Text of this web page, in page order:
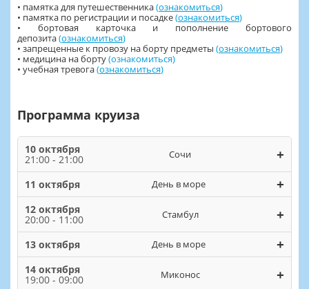
• памятка для путешественника(ознакомиться)
• памятка по регистрации и посадке(ознакомиться)
• бортовая карточка и пополнение бортового
депозита(ознакомиться)
• запрещенные к провозу на борту предметы (ознакомиться)
• медицина на борту(ознакомиться)
• учебная тревога(ознакомиться)
Программа круиза
10 октября
21:00 - 21:00 Сочи +
11 октября День в море +
12 октября
20:00 - 11:00 Стамбул +
13 октября День в море +
14 октября
19:00 - 09:00 Миконос +